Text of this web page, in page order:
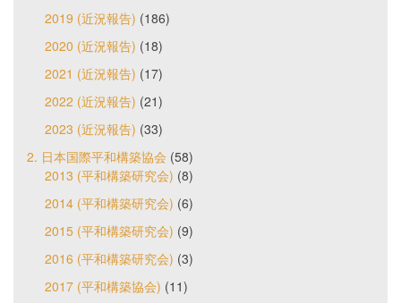
2019 (近況報告) (186)
2020 (近況報告) (18)
2021 (近況報告) (17)
2022 (近況報告) (21)
2023 (近況報告) (33)
2. 日本国際平和構築協会 (58)
2013 (平和構築研究会) (8)
2014 (平和構築研究会) (6)
2015 (平和構築研究会) (9)
2016 (平和構築研究会) (3)
2017 (平和構築協会) (11)